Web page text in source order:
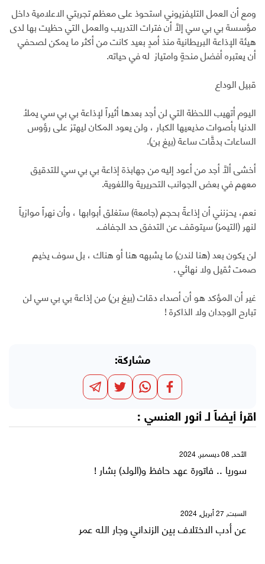
ومع أن العمل التليفزيوني استحوذ على معظم تجربتي الاعلامية داخل
مؤسسة بي بي سي إلاَّ أن فترات التدريب والعمل التي حظيت بها لدى
هيئة الإذاعة البريطانية منذ أمدٍ بعيد كانت من أكثر ما يمكن لصحفي
أن يعتبره أفضل منحةٍ وامتياز له في حياته.
قبيل الوداع
اليوم أتهيب اللحظة التي لن أجد بعدها أثيراً لإذاعة بي بي سي يملأ
الدنيا بأصوات مذيعيها الكبار ، ولن يعود المكان ليهتز على رؤوس
الساعات بدقَّات ساعة (بيغ بن).
أخشى ألاَّ أجد من أعود إليه من جهابذة إذاعة بي بي سي للتدقيق
معهم في بعض الجوانب التحريرية واللغوية.
نعم، يحزنني أن إذاعةً بحجم (جامعة) ستغلق أبوابها ، وأن نهراً موازياً
لنهر (التيمز) سيتوقف عن التدفق حد الجفاف.
لن يكون بعد (هنا لندن) ما يشبهه هنا أو هناك ، بل سوف يخيم
صمت ثقيل ولا نهائي .
غير أن المؤكد هو أن أصداء دقات (بيغ بن) من إذاعة بي بي سي لن
تبارح الوجدان ولا الذاكرة !
مشاركة:
اقرأ أيضاً لـ أنور العنسي :
الأحد, 08 ديسمبر, 2024
سوريا .. فاتورة عهد حافظ و(الولد) بشار !
السبت, 27 أبريل, 2024
عن أدب الاختلاف بين الزنداني وجار الله عمر